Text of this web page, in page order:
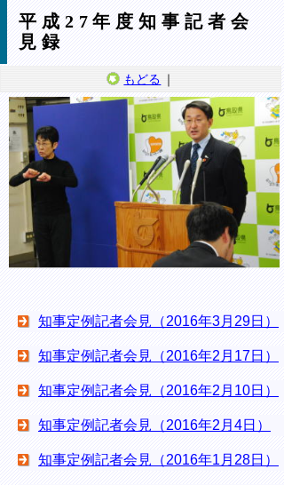
平成27年度知事記者会
見録
もどる ｜
知事定例記者会見（2016年3月29日）
知事定例記者会見（2016年2月17日）
知事定例記者会見（2016年2月10日）
知事定例記者会見（2016年2月4日）
知事定例記者会見（2016年1月28日）